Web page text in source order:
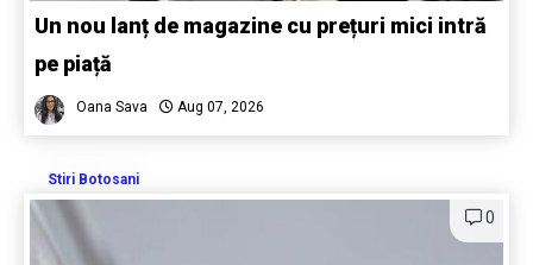
Un nou lanț de magazine cu prețuri mici intră
pe piață
Oana Sava Aug 07, 2026
Stiri Botosani
0